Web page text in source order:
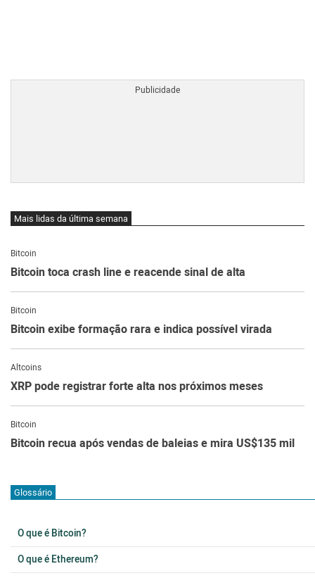
Mais lidas da última semana
Bitcoin
Bitcoin toca crash line e reacende sinal de alta
Bitcoin
Bitcoin exibe formação rara e indica possível virada
Altcoins
XRP pode registrar forte alta nos próximos meses
Bitcoin
Bitcoin recua após vendas de baleias e mira US$135 mil
Glossário
O que é Bitcoin?
O que é Ethereum?